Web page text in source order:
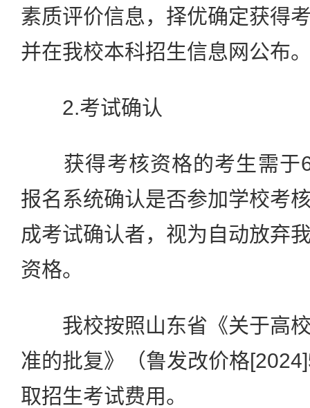
素质评价信息，择优确定获得
并在我校本科招生信息网公布
2.考试确认
获得考核资格的考生需于6
报名系统确认是否参加学校考
成考试确认者，视为自动放弃
资格。
我校按照山东省《关于高校
准的批复》（鲁发改价格
取招生考试费用。